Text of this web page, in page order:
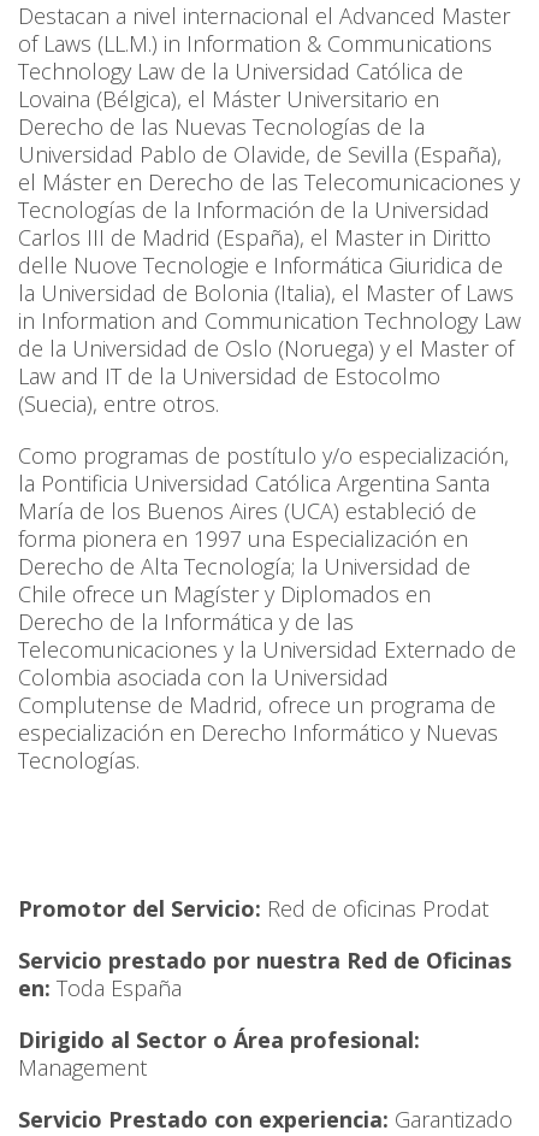
Destacan a nivel internacional el Advanced Master
of Laws (LL.M.) in Information & Communications
Technology Law de la Universidad Católica de
Lovaina (Bélgica), el Máster Universitario en
Derecho de las Nuevas Tecnologías de la
Universidad Pablo de Olavide, de Sevilla (España),
el Máster en Derecho de las Telecomunicaciones y
Tecnologías de la Información de la Universidad
Carlos III de Madrid (España), el Master in Diritto
delle Nuove Tecnologie e Informática Giuridica de
la Universidad de Bolonia (Italia), el Master of Laws
in Information and Communication Technology Law
de la Universidad de Oslo (Noruega) y el Master of
Law and IT de la Universidad de Estocolmo
(Suecia), entre otros.
Como programas de postítulo y/o especialización,
la Pontificia Universidad Católica Argentina Santa
María de los Buenos Aires (UCA) estableció de
forma pionera en 1997 una Especialización en
Derecho de Alta Tecnología; la Universidad de
Chile ofrece un Magíster y Diplomados en
Derecho de la Informática y de las
Telecomunicaciones y la Universidad Externado de
Colombia asociada con la Universidad
Complutense de Madrid, ofrece un programa de
especialización en Derecho Informático y Nuevas
Tecnologías.
Promotor del Servicio: Red de oficinas Prodat
Servicio prestado por nuestra Red de Oficinas
en: Toda España
Dirigido al Sector o Área profesional:
Management
Servicio Prestado con experiencia: Garantizado